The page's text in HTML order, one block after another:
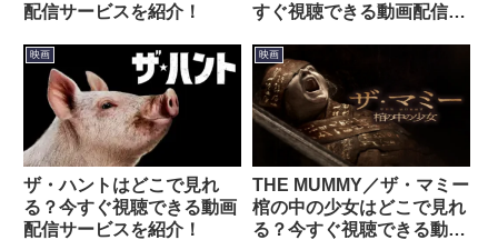
配信サービスを紹介！
すぐ視聴できる動画配信サ
映画
ザ・ハントはどこで見れ
る？今すぐ視聴できる動画
配信サービスを紹介！
映画
THE MUMMY／ザ・マミー
棺の中の少女はどこで見れ
る？今すぐ視聴できる動画